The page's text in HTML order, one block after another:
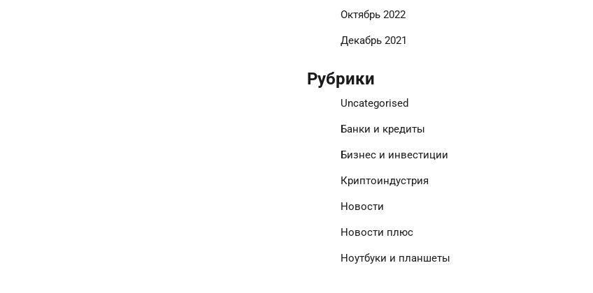
Октябрь 2022
Декабрь 2021
Рубрики
Uncategorised
Банки и кредиты
Бизнес и инвестиции
Криптоиндустрия
Новости
Новости плюс
Ноутбуки и планшеты